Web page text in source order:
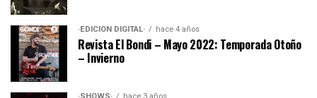
·EDICIÓN DIGITAL· hace 4 años
Revista El Bondi – Mayo 2022: Temporada Otoño
– Invierno
·SHOWS· hace 3 años